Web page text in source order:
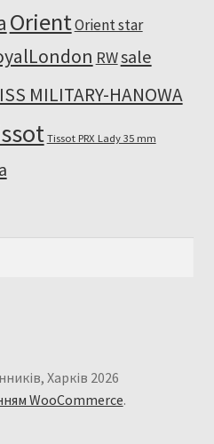
OrientOrient star
RWsale
MILITARY-HANOWA
Tissot PRX Lady 35 mm
Харків 2026
WooCommerce.